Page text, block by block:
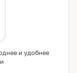
и удобнее